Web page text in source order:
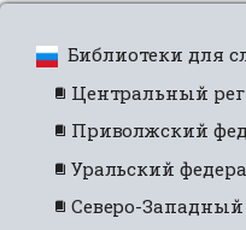
Библиотеки для
Центральный
Приволжский
Уральский
Северо-